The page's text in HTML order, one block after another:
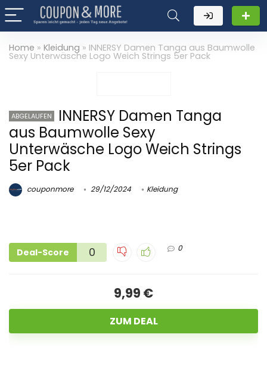
Home » Kleidung » INNERSY Damen Tanga aus Baumwolle
Sexy Unterwäsche Logo Weich Strings 5er Pack
ABGELAUFEN
INNERSY Damen Tanga
aus Baumwolle Sexy
Unterwäsche Logo Weich Strings
5er Pack
couponmore 29/12/2024 Kleidung
Deal-Score 0 0
9,99 €
ZUM DEAL